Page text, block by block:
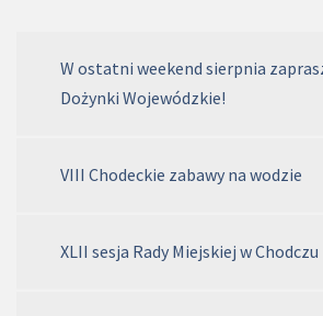
W ostatni weekend sierpnia
Dożynki Wojewódzkie!
VIII Chodeckie zabawy na wodzie
XLII sesja Rady Miejskiej w Chodczu